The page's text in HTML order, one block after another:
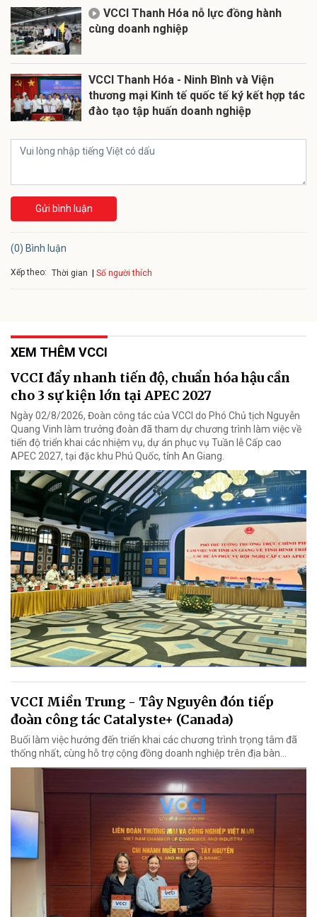
VCCI Thanh Hóa nỗ lực đồng hành
cùng doanh nghiệp
VCCI Thanh Hóa - Ninh Bình và Viện
thương mại Kinh tế quốc tế ký kết hợp tác
đào tạo tập huấn doanh nghiệp
Gửi bình luận
(0) Bình luận
Xếp theo: Thời gian Số người thích
XEM THÊM VCCI
VCCI đẩy nhanh tiến độ, chuẩn hóa hậu cần
cho 3 sự kiện lớn tại APEC 2027
Ngày 02/8/2026, Đoàn công tác của VCCI do Phó Chủ tịch Nguyễn
Quang Vinh làm trưởng đoàn đã tham dự chương trình làm việc về
tiến độ triển khai các nhiệm vụ, dự án phục vụ Tuần lễ Cấp cao
APEC 2027, tại đặc khu Phú Quốc, tỉnh An Giang.
VCCI Miền Trung - Tây Nguyên đón tiếp
đoàn công tác Catalyste+ (Canada)
Buổi làm việc hướng đến triển khai các chương trình trọng tâm đã
thống nhất, cùng hỗ trợ cộng đồng doanh nghiệp trên địa bàn...